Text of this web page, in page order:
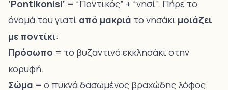
‘Pontikonisi’ = “Ποντικός” + “νησί”. Πήρε το
όνομά του γιατί από μακριά το νησάκι μοιάζει
με ποντίκι:
Πρόσωπο = το βυζαντινό εκκλησάκι στην
κορυφή.
Σώμα = ο πυκνά δασωμένος βραχώδης λόφος.